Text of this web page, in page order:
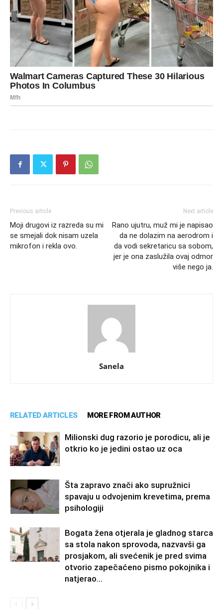
Previous article
Moji drugovi iz razreda su mi
se smejali dok nisam uzela
mikrofon i rekla ovo.
Next article
Rano ujutru, muž mi je napisao
da ne dolazim na aerodrom i
da vodi sekretaricu sa sobom,
jer je ona zaslužila ovaj odmor
više nego ja.
Sanela
RELATED ARTICLES MORE FROM AUTHOR
Milionski dug razorio je porodicu, ali je
otkrio ko je jedini ostao uz oca
Šta zapravo znači ako supružnici
spavaju u odvojenim krevetima, prema
psihologiji
Bogata žena otjerala je gladnog starca
sa stola nakon sprovoda, nazvavši ga
prosjakom, ali svećenik je pred svima
otvorio zapečaćeno pismo pokojnika i
natjerao...